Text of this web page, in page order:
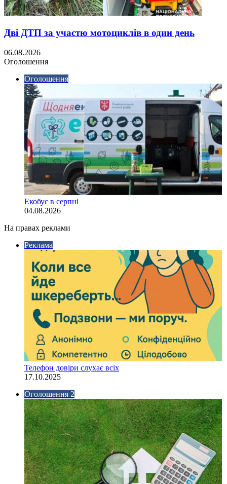
Дві ДТП за участю мотоциклів в один день
06.08.2026
Оголошення
Оголошення
Екобус в серпні
04.08.2026
На правах реклами
Реклама
Телефон довіри слухає всіх
17.10.2025
Оголошення 2